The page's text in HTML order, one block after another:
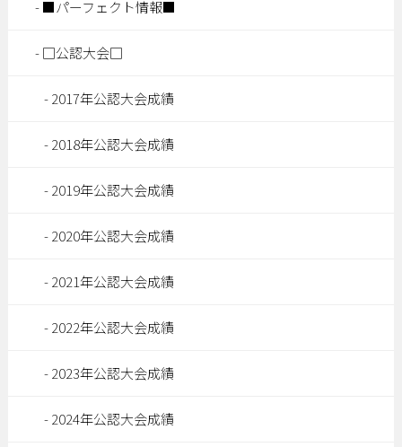
■パーフェクト情報■
□公認大会□
2017年公認大会成績
2018年公認大会成績
2019年公認大会成績
2020年公認大会成績
2021年公認大会成績
2022年公認大会成績
2023年公認大会成績
2024年公認大会成績